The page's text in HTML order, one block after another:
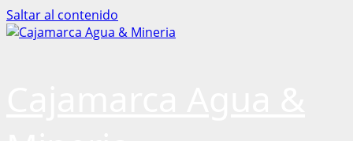
Saltar al contenido